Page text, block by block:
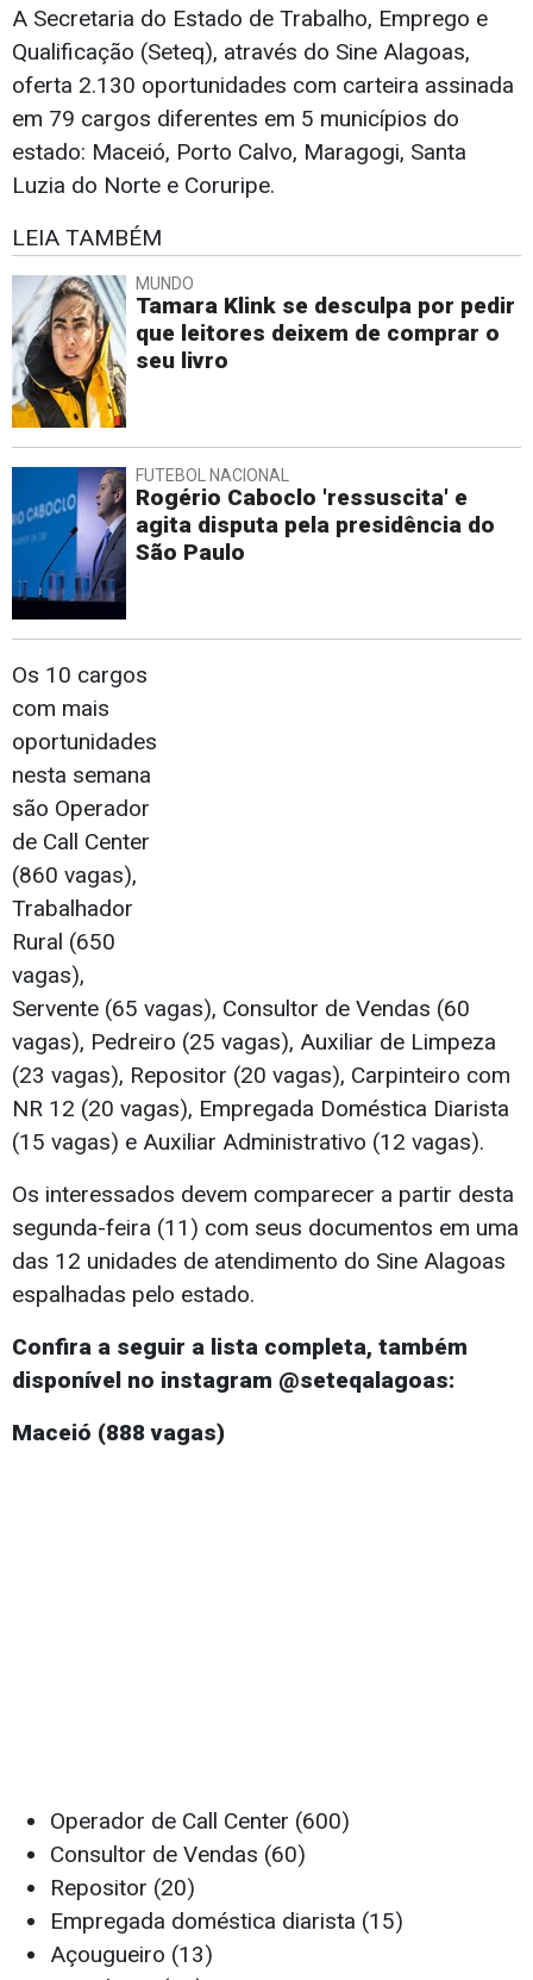
A Secretaria do Estado de Trabalho, Emprego e
Qualificação (Seteq), através do Sine Alagoas,
oferta 2.130 oportunidades com carteira assinada
em 79 cargos diferentes em 5 municípios do
estado: Maceió, Porto Calvo, Maragogi, Santa
Luzia do Norte e Coruripe.
LEIA TAMBÉM
MUNDO
Tamara Klink se desculpa por pedir
que leitores deixem de comprar o
seu livro
FUTEBOL NACIONAL
Rogério Caboclo 'ressuscita' e
agita disputa pela presidência do
São Paulo
Os 10 cargos
com mais
oportunidades
nesta semana
são Operador
de Call Center
(860 vagas),
Trabalhador
Rural (650
vagas),
Servente (65 vagas), Consultor de Vendas (60
vagas), Pedreiro (25 vagas), Auxiliar de Limpeza
(23 vagas), Repositor (20 vagas), Carpinteiro com
NR 12 (20 vagas), Empregada Doméstica Diarista
(15 vagas) e Auxiliar Administrativo (12 vagas).
Os interessados devem comparecer a partir desta
segunda-feira (11) com seus documentos em uma
das 12 unidades de atendimento do Sine Alagoas
espalhadas pelo estado.
Confira a seguir a lista completa, também
disponível no instagram @seteqalagoas:
Maceió (888 vagas)
Operador de Call Center (600)
Consultor de Vendas (60)
Repositor (20)
Empregada doméstica diarista (15)
Açougueiro (13)